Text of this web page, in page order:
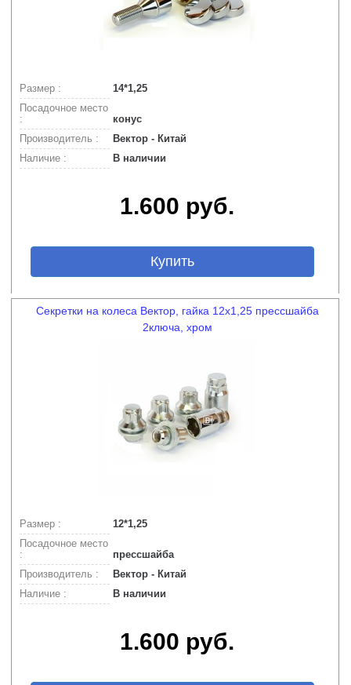
Размер :
14*1,25
Посадочное место
:
конус
Производитель :
Вектор - Китай
Наличие :
В наличии
1.600 руб.
Купить
Секретки на колеса Вектор, гайка 12х1,25 прессшайба
2ключа, хром
Размер :
12*1,25
Посадочное место
:
прессшайба
Производитель :
Вектор - Китай
Наличие :
В наличии
1.600 руб.